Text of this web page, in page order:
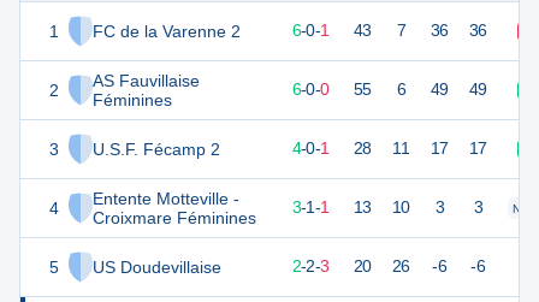
1 FC de la Varenne 2
2
AS Fauvillaise
Féminines
3 U.S.F. Fécamp 2
4
Entente Motteville -
Croixmare Féminines
5 US Doudevillaise
25 6-0-1 43 7 36 36
6-0-0 55 6 49 49
17 4-0-1 28 11 17 17
15 3-1-1 13 10 3 3 N
15 2-2-3 20 26 -6 -6